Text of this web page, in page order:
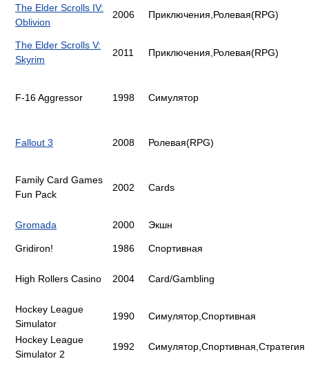
The Elder Scrolls IV:
Oblivion
2006 Приключения,Ролевая(RPG)
The Elder Scrolls V:
Skyrim
2011 Приключения,Ролевая(RPG)
F-16 Aggressor 1998 Симулятор
Fallout 3 2008 Ролевая(RPG)
Family Card Games
Fun Pack
2002 Cards
Gromada 2000 Экшн
Gridiron! 1986 Спортивная
High Rollers Casino 2004 Card/Gambling
Hockey League
Simulator
1990 Симулятор,Спортивная
Hockey League
Simulator 2
1992 Симулятор,Спортивная,Стратегия